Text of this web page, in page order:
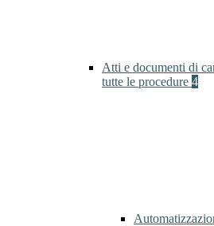
Atti e documenti di
tutte le procedure 4